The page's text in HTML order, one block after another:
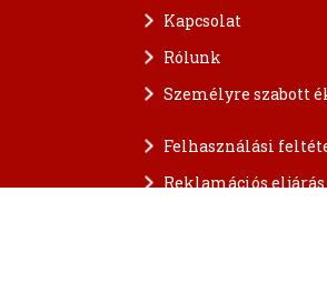
Kapcsolat
Rólunk
Személyre szabott
Felhasználási
Reklamációs eljárás